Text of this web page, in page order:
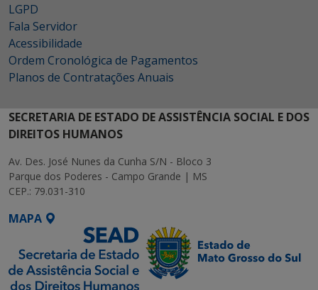
LGPD
Fala Servidor
Acessibilidade
Ordem Cronológica de Pagamentos
Planos de Contratações Anuais
SECRETARIA DE ESTADO DE ASSISTÊNCIA SOCIAL E DOS
DIREITOS HUMANOS
Av. Des. José Nunes da Cunha S/N - Bloco 3
Parque dos Poderes - Campo Grande | MS
CEP.: 79.031-310
MAPA